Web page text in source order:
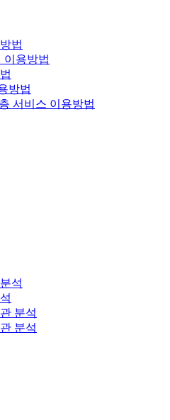
법
이용방법
방법
서비스 이용방법
석
분석
분석